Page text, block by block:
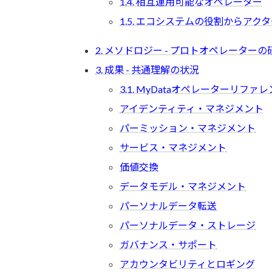
1.5. エコシステムの役割からアク
2. メソドロジー - プロトオペレーターの
3. 成果 - 共通理解の状況
3.1. MyDataオペレーターリファレ
アイデンティティ・マネジメント
パーミッション・マネジメント
サービス・マネジメント
価値交換
データモデル・マネジメント
パーソナルデータ転送
パーソナルデータ・ストレージ
ガバナンス・サポート
アカウンタビリティとロギング